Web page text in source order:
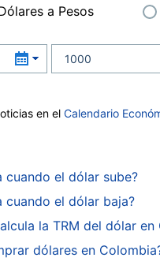
a Pesos
en el Calendario
cuando el dólar sube?
cuando el dólar baja?
la TRM del dólar en
dólares en